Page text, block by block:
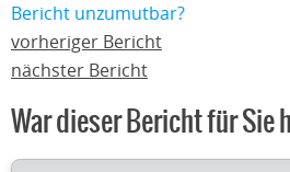
Bericht unzumutbar?
vorheriger Bericht
nächster Bericht
War dieser Bericht für Sie